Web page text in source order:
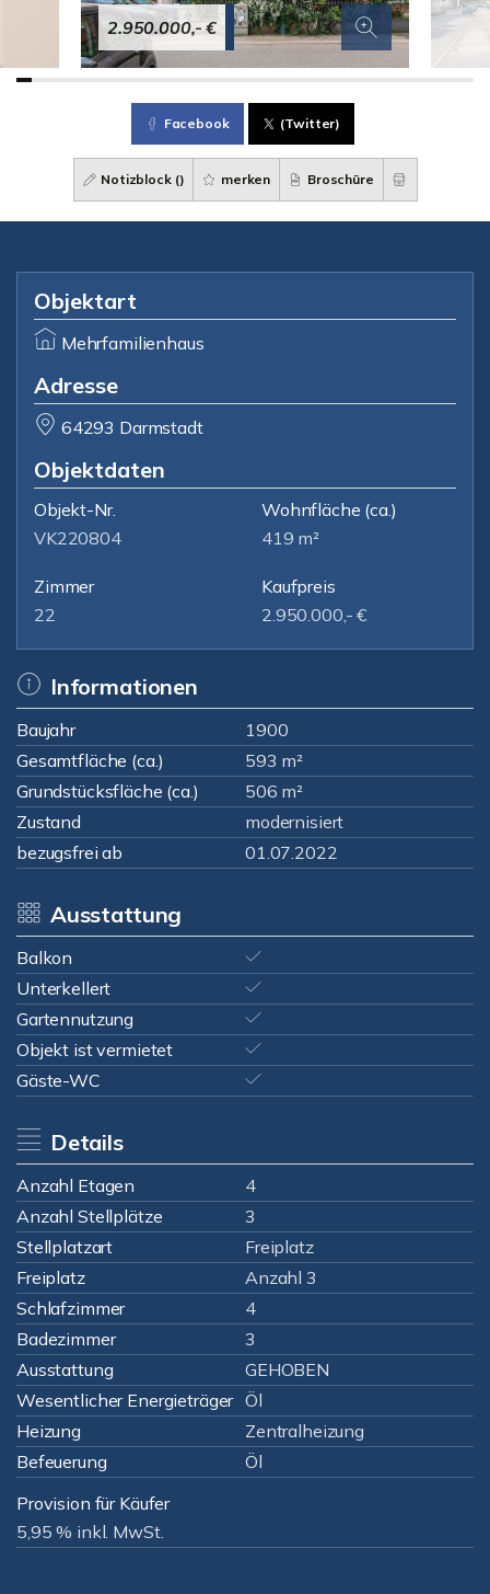
2.950.000,- €
Facebook (Twitter)
Notizblock () merken Broschüre
Objektart
Mehrfamilienhaus
Adresse
64293 Darmstadt
Objektdaten
Objekt-Nr.
VK220804
Wohnfläche (ca.)
419 m²
Zimmer
22
Kaufpreis
2.950.000,- €
Informationen
Baujahr
1900
Gesamtfläche (ca.)
593 m²
Grundstücksfläche (ca.)
506 m²
Zustand
modernisiert
bezugsfrei ab
01.07.2022
Ausstattung
Balkon
Unterkellert
Gartennutzung
Objekt ist vermietet
Gäste-WC
Details
Anzahl Etagen
4
Anzahl Stellplätze
3
Stellplatzart
Freiplatz
Freiplatz
Anzahl 3
Schlafzimmer
4
Badezimmer
3
Ausstattung
GEHOBEN
Wesentlicher Energieträger Öl
Heizung
Zentralheizung
Befeuerung
Öl
Provision für Käufer
5,95 % inkl. MwSt.